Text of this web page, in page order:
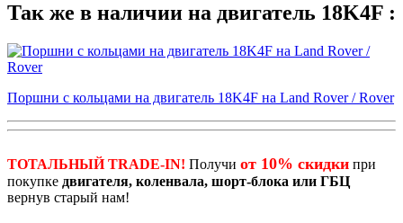
Так же в наличии на двигатель 18K4F :
Поршни с кольцами на двигатель 18K4F на Land Rover / Rover
ТОТАЛЬНЫЙ TRADE-IN! Получи от 10% скидки при
покупке двигателя, коленвала, шорт-блока или ГБЦ
вернув старый нам!